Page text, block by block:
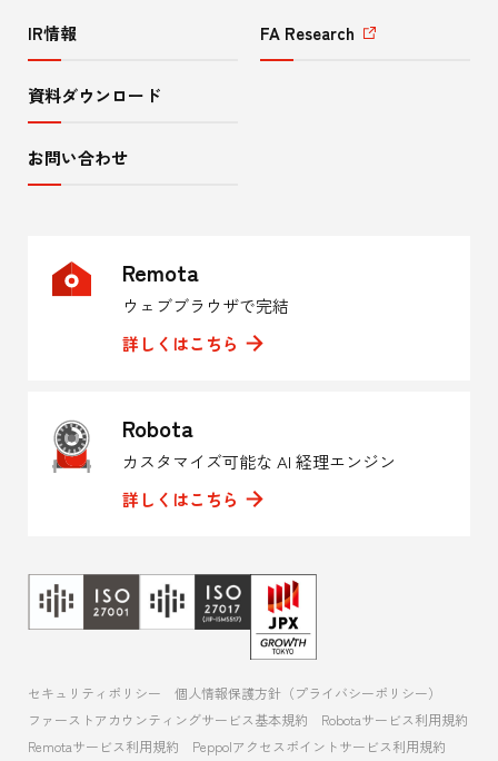
IR情報
資料ダウンロード
お問い合わせ
FA Research
Remota
ウェブブラウザで完結
詳しくはこちら
Robota
カスタマイズ可能な AI 経理エンジン
詳しくはこちら
セキュリティポリシー
個人情報保護方針（プライバシーポリシー）
ファーストアカウンティングサービス基本規約
Robotaサービス利用規約
Remotaサービス利用規約
Peppolアクセスポイントサービス利用規約